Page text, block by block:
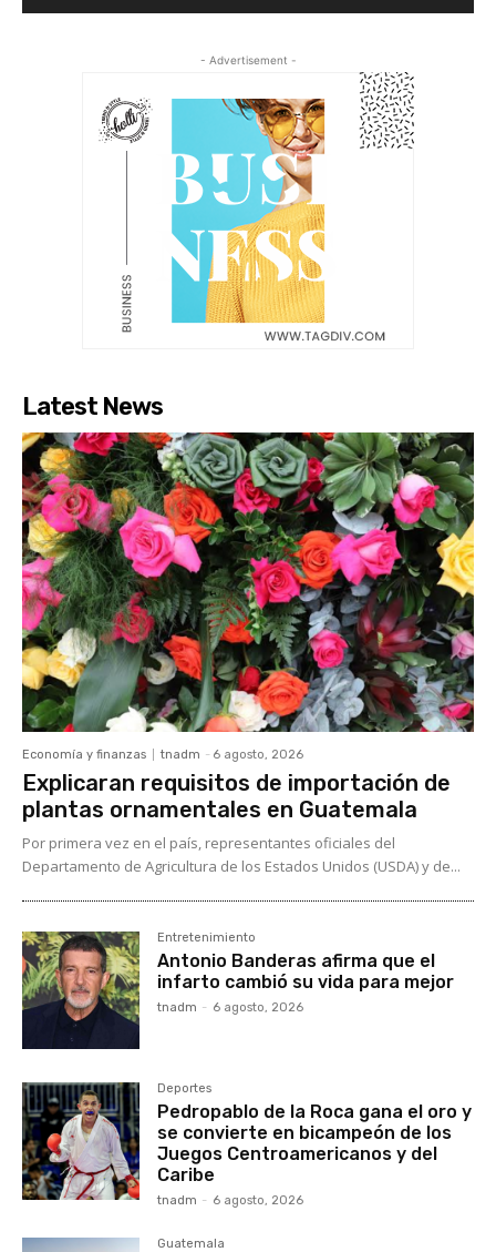
- Advertisement -
Latest News
Economía y finanzas tnadm - 6 agosto, 2026
Explicaran requisitos de importación de
plantas ornamentales en Guatemala
Por primera vez en el país, representantes oficiales del
Departamento de Agricultura de los Estados Unidos (USDA) y de...
Entretenimiento
Antonio Banderas afirma que el
infarto cambió su vida para mejor
tnadm - 6 agosto, 2026
Deportes
Pedropablo de la Roca gana el oro y
se convierte en bicampeón de los
Juegos Centroamericanos y del
Caribe
tnadm - 6 agosto, 2026
Guatemala